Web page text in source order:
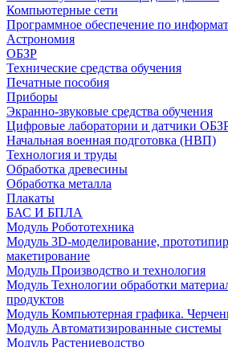
Компьютерные сети
Программное обеспечение по
Астрономия
ОБЗР
Технические средства обучения
Печатные пособия
Приборы
Экранно-звуковые средства обучения
Цифровые лаборатории и датчики
Начальная военная подготовка (НВП)
Технология и труды
Обработка древесины
Обработка металла
Плакаты
БАС И БПЛА
Модуль Робототехника
Модуль 3D-моделирование,
макетирование
Модуль Производство и технология
Модуль Технологии обработки
продуктов
Модуль Компьютерная графика.
Модуль Автоматизированные системы
Модуль Растениеводство